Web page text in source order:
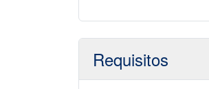
Requisitos